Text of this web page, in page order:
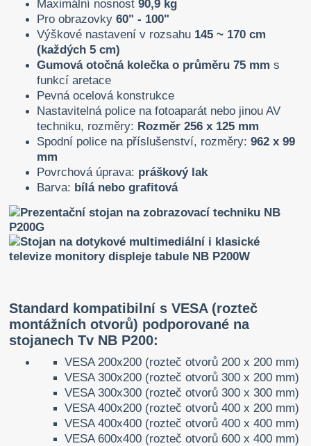
Maximální nosnost90,9 kg
Pro obrazovky60" - 100"
Výškové nastavení v rozsahu 145 ~ 170 cm
(každých 5 cm)
Gumová otočná kolečka o průměru 75 mm s
funkcí aretace
Pevná ocelová konstrukce
Nastavitelná police na fotoaparát nebo jinou AV
techniku, rozměry: Rozměr 256 x 125 mm
Spodní police na příslušenství, rozměry:962 x 99
mm
Povrchová úprava: práškový lak
Barva: bílá nebo grafitová
Standard kompatibilní s VESA (rozteč
montážních otvorů) podporované na
stojanech Tv NB P200:
VESA 200x200 (rozteč otvorů 200 x 200 mm)
VESA 300x200 (rozteč otvorů 300 x 200 mm)
VESA 300x300 (rozteč otvorů 300 x 300 mm)
VESA 400x200 (rozteč otvorů 400 x 200 mm)
VESA 400x400 (rozteč otvorů 400 x 400 mm)
VESA 600x400 (rozteč otvorů 600 x 400 mm)